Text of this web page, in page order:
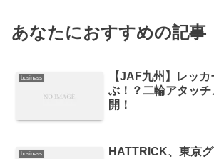
あなたにおすすめの記事
business
【JAF九州】レッ
ぶ！？二輪アタッ
開！
business
HATTRICK、東京